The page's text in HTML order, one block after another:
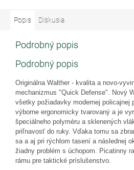
Popis Diskusia
Podrobný popis
Podrobný popis
Originálna Walther - kvalita a novo-
mechanizmus "Quick Defense". Nový
všetky požiadavky modernej policajnej
výborne ergonomicky tvarovaný a je
špeciálneho polyméru a sklenených
priľnavosť do ruky. Vďaka tomu sa
sa a aj pri rýchlom tasení a následnej
žiadny problém s úchopom. Picatinny
rámu pre taktické príslušenstvo.